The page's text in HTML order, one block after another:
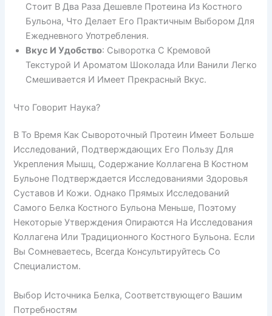
Стоит В Два Раза Дешевле Протеина Из Костного
Бульона, Что Делает Его Практичным Выбором Для
Ежедневного Употребления.
Вкус И Удобство: Сыворотка С Кремовой
Текстурой И Ароматом Шоколада Или Ванили Легко
Смешивается И Имеет Прекрасный Вкус.
Что Говорит Наука?
В То Время Как Сывороточный Протеин Имеет Больше
Исследований, Подтверждающих Его Пользу Для
Укрепления Мышц, Содержание Коллагена В Костном
Бульоне Подтверждается Исследованиями Здоровья
Суставов И Кожи. Однако Прямых Исследований
Самого Белка Костного Бульона Меньше, Поэтому
Некоторые Утверждения Опираются На Исследования
Коллагена Или Традиционного Костного Бульона. Если
Вы Сомневаетесь, Всегда Консультируйтесь Со
Специалистом.
Выбор Источника Белка, Соответствующего Вашим
Потребностям